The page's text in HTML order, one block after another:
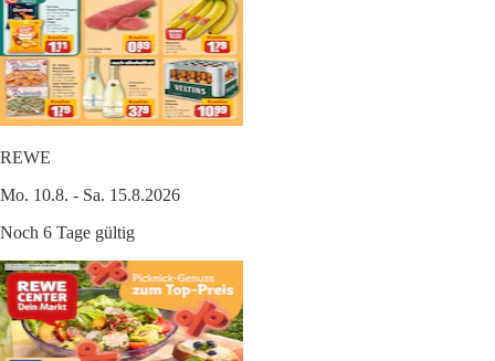
REWE
Mo. 10.8. - Sa. 15.8.2026
Noch 6 Tage gültig